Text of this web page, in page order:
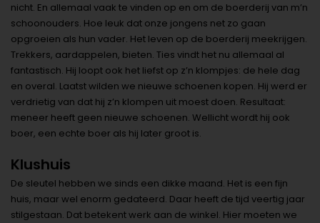
nicht. En allemaal vaak te vinden op en om de boerderij van m’n
schoonouders. Hoe leuk dat onze jongens net zo gaan
opgroeien als hun vader. Het leven op de boerderij meekrijgen.
Trekkers, aardappelen, bieten. Ties vindt het nu allemaal al
fantastisch. Hij loopt ook het liefst op z’n klompjes: de hele dag
en overal. Laatst wilden we nieuwe schoenen kopen. Hij werd er
verdrietig van dat hij z’n klompen uit moest doen. Resultaat:
meneer heeft geen nieuwe schoenen. Wellicht wordt hij ook
boer, een echte boer als hij later groot is.
Klushuis
De sleutel hebben we sinds een dikke maand. Het is een fijn
huis, maar wel enorm gedateerd. Daar heeft de tijd veertig jaar
stilgestaan. Dat betekent werk aan de winkel. Hier moeten we